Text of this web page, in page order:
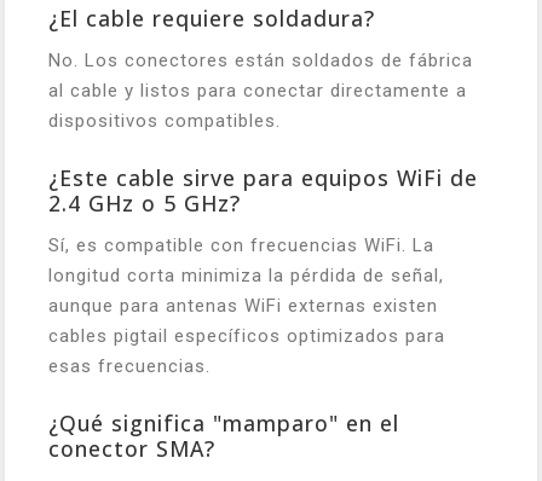
¿El cable requiere soldadura?
No. Los conectores están soldados de fábrica
al cable y listos para conectar directamente a
dispositivos compatibles.
¿Este cable sirve para equipos WiFi de
2.4 GHz o 5 GHz?
Sí, es compatible con frecuencias WiFi. La
longitud corta minimiza la pérdida de señal,
aunque para antenas WiFi externas existen
cables pigtail específicos optimizados para
esas frecuencias.
¿Qué significa "mamparo" en el
conector SMA?